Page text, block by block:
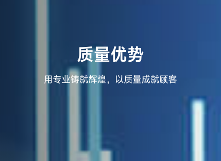
质量优势
用专业铸就辉煌，以质量成就顾客